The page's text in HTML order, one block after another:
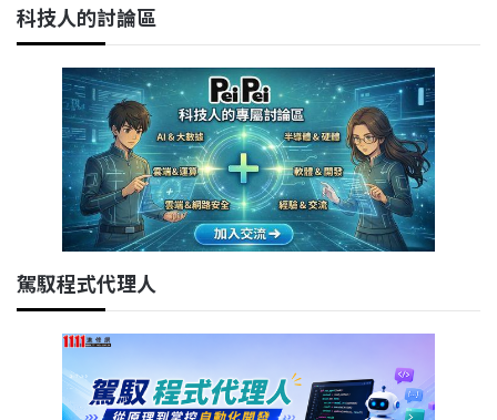
科技人的討論區
駕馭程式代理人